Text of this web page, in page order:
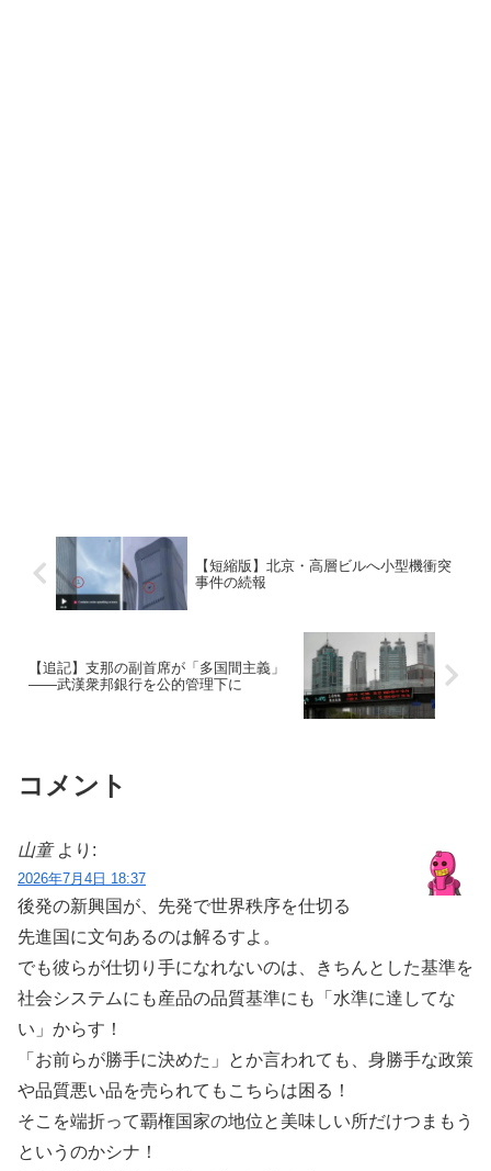
【短縮版】北京・高層ビルへ小型機衝突
事件の続報
【追記】支那の副首席が「多国間主義」
――武漢衆邦銀行を公的管理下に
コメント
山童 より:
2026年7月4日 18:37
後発の新興国が、先発で世界秩序を仕切る
先進国に文句あるのは解るすよ。
でも彼らが仕切り手になれないのは、きちんとした基準を
社会システムにも産品の品質基準にも「水準に達してな
い」からす！
「お前らが勝手に決めた」とか言われても、身勝手な政策
や品質悪い品を売られてもこちらは困る！
そこを端折って覇権国家の地位と美味しい所だけつまもう
というのかシナ！